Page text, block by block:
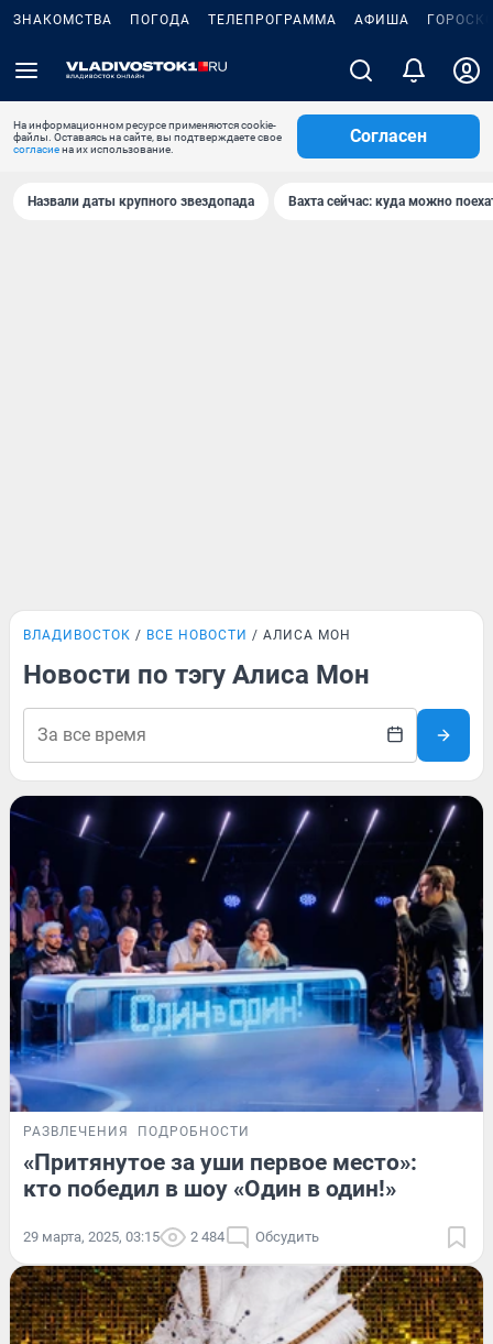
ЗНАКОМСТВА ПОГОДА ТЕЛЕПРОГРАММА АФИША
На информационном ресурсе применяются cookie-
файлы. Оставаясь на сайте, вы подтверждаете свое
согласиена их использование.
Согласен
Назвали даты крупного звездопада Вахта сейчас: куда можно
ВЛАДИВОСТОК ВСЕ НОВОСТИ АЛИСА МОН
Новости по тэгу Алиса Мон
РАЗВЛЕЧЕНИЯ ПОДРОБНОСТИ
«Притянутое за уши первое место»:
кто победил в шоу «Один в один!»
29 марта, 2025, 03:15 2 484 Обсудить